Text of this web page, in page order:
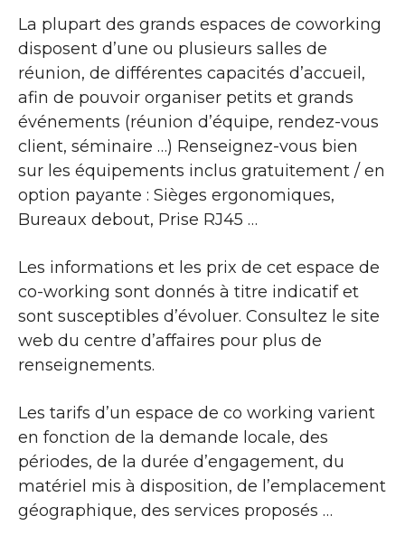
La plupart des grands espaces de coworking
disposent d’une ou plusieurs salles de
réunion, de différentes capacités d’accueil,
afin de pouvoir organiser petits et grands
événements (réunion d’équipe, rendez-vous
client, séminaire …) Renseignez-vous bien
sur les équipements inclus gratuitement / en
option payante : Sièges ergonomiques,
Bureaux debout, Prise RJ45 …
Les informations et les prix de cet espace de
co-working sont donnés à titre indicatif et
sont susceptibles d’évoluer. Consultez le site
web du centre d’affaires pour plus de
renseignements.
Les tarifs d’un espace de co working varient
en fonction de la demande locale, des
périodes, de la durée d’engagement, du
matériel mis à disposition, de l’emplacement
géographique, des services proposés …